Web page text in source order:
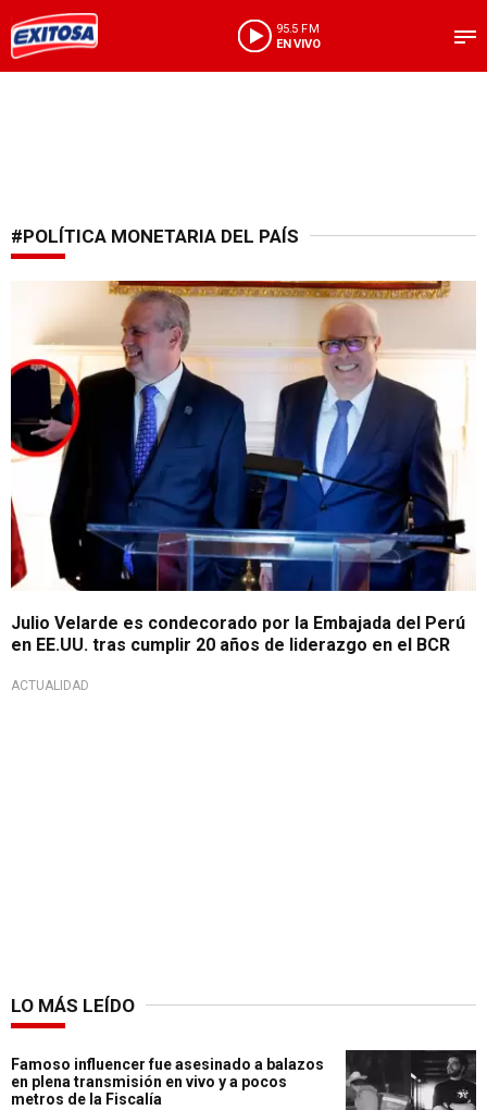
95.5 FM
EN VIVO
#POLÍTICA MONETARIA DEL PAÍS
Hito en Washingtton
Julio Velarde es condecorado por la Embajada del Perú
en EE.UU. tras cumplir 20 años de liderazgo en el BCR
ACTUALIDAD
LO MÁS LEÍDO
Famoso influencer fue asesinado a balazos
en plena transmisión en vivo y a pocos
metros de la Fiscalía